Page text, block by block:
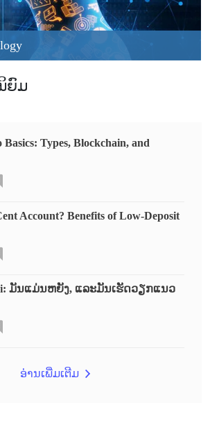
ຍົມ
Types, Blockchain, and
Account? Benefits of Low-Deposit
ມັນແມ່ນຫຍັງ, ແລະມັນເຮັດວຽກແນວ
ອ່ານເພີ່ມເຕີມ